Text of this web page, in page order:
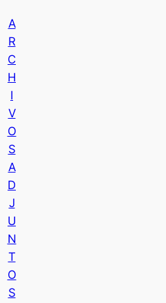
A
R
C
H
I
V
O
S
A
D
J
U
N
T
O
S